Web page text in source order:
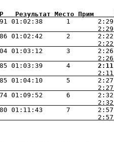
ГР   Результат
01:02:38      1
01:02:42      2
01:03:12      3
01:03:39      4